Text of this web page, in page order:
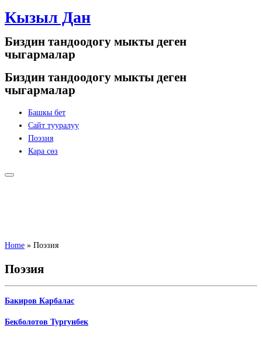
Skip
content
Кызыл Дан
Биздин тандоодогу мыкты деген
чыгармалар
Биздин тандоодогу мыкты деген
чыгармалар
Башкы бет
Сайт тууралуу
Поэзия
Кара сөз
Home » Поэзия
Поэзия
Бакиров Карбалас
Бекболотов Тургунбек